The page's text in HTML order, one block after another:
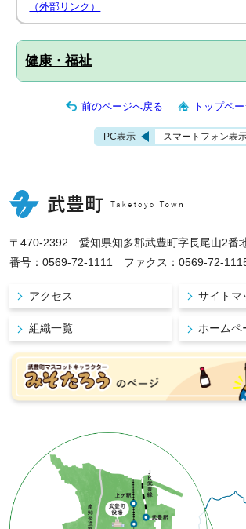
（外部リンク）
健康・福祉
前のページへ戻る トップペ
PC表示 スマートフォン表
〒470-2392 愛知県知多郡武豊町字長尾山2番
番号：0569-72-1111 ファクス：0569-72-
アクセス サイトマ
組織一覧 ホームペ